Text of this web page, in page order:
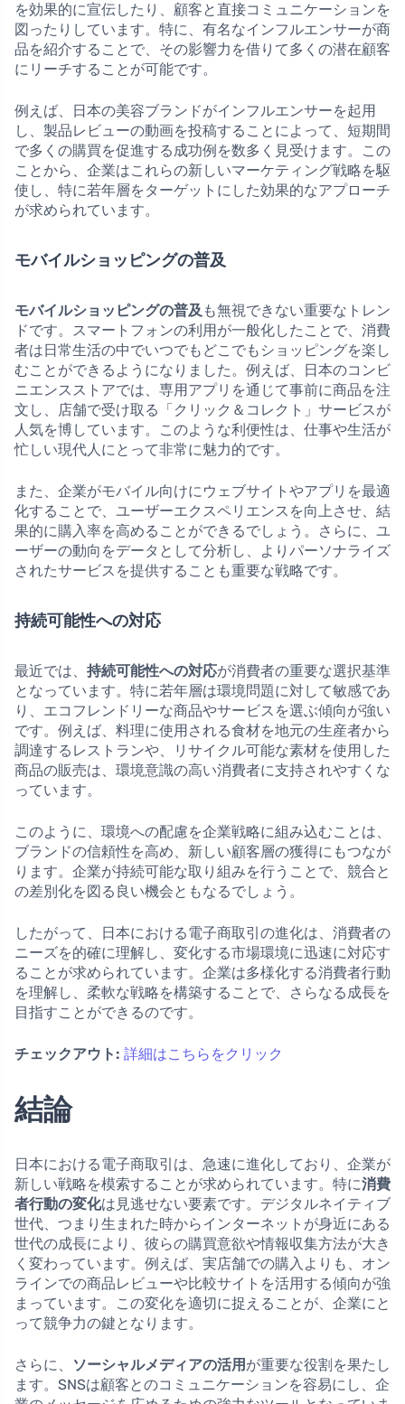
を効果的に宣伝したり、顧客と直接コミュニケーションを
図ったりしています。特に、有名なインフルエンサーが商
品を紹介することで、その影響力を借りて多くの潜在顧客
にリーチすることが可能です。
例えば、日本の美容ブランドがインフルエンサーを起用
し、製品レビューの動画を投稿することによって、短期間
で多くの購買を促進する成功例を数多く見受けます。この
ことから、企業はこれらの新しいマーケティング戦略を駆
使し、特に若年層をターゲットにした効果的なアプローチ
が求められています。
モバイルショッピングの普及
モバイルショッピングの普及 も無視できない重要なトレン
ドです。スマートフォンの利用が一般化したことで、消費
者は日常生活の中でいつでもどこでもショッピングを楽し
むことができるようになりました。例えば、日本のコンビ
ニエンスストアでは、専用アプリを通じて事前に商品を注
文し、店舗で受け取る「クリック＆コレクト」サービスが
人気を博しています。このような利便性は、仕事や生活が
忙しい現代人にとって非常に魅力的です。
また、企業がモバイル向けにウェブサイトやアプリを最適
化することで、ユーザーエクスペリエンスを向上させ、結
果的に購入率を高めることができるでしょう。さらに、ユ
ーザーの動向をデータとして分析し、よりパーソナライズ
されたサービスを提供することも重要な戦略です。
持続可能性への対応
最近では、 持続可能性への対応が消費者の重要な選択基準
となっています。特に若年層は環境問題に対して敏感であ
り、エコフレンドリーな商品やサービスを選ぶ傾向が強い
です。例えば、料理に使用される食材を地元の生産者から
調達するレストランや、リサイクル可能な素材を使用した
商品の販売は、環境意識の高い消費者に支持されやすくな
っています。
このように、環境への配慮を企業戦略に組み込むことは、
ブランドの信頼性を高め、新しい顧客層の獲得にもつなが
ります。企業が持続可能な取り組みを行うことで、競合と
の差別化を図る良い機会ともなるでしょう。
したがって、日本における電子商取引の進化は、消費者の
ニーズを的確に理解し、変化する市場環境に迅速に対応す
ることが求められています。企業は多様化する消費者行動
を理解し、柔軟な戦略を構築することで、さらなる成長を
目指すことができるのです。
チェックアウト: 詳細はこちらをクリック
結論
日本における電子商取引は、急速に進化しており、企業が
新しい戦略を模索することが求められています。特に消費
者行動の変化は見逃せない要素です。デジタルネイティブ
世代、つまり生まれた時からインターネットが身近にある
世代の成長により、彼らの購買意欲や情報収集方法が大き
く変わっています。例えば、実店舗での購入よりも、オン
ラインでの商品レビューや比較サイトを活用する傾向が強
まっています。この変化を適切に捉えることが、企業にと
って競争力の鍵となります。
さらに、 ソーシャルメディアの活用 が重要な役割を果たし
ます。SNSは顧客とのコミュニケーションを容易にし、企